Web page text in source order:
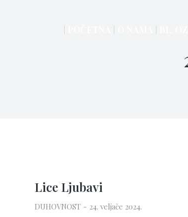
Lice Ljubavi
DUHOVNOST 24. veljače 2024.